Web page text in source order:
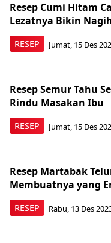
RESEP
Resep Cumi Hitam
Lezatnya Bikin
Jumat, 15 Des
RESEP
Resep Semur Tahu
Rindu Masakan Ibu
Jumat, 15 Des
RESEP
Resep Martabak
Membuatnya yang
Rabu, 13 Des